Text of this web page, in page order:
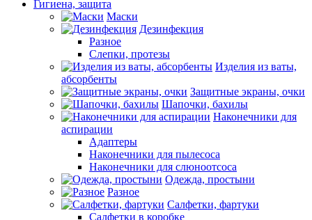
Гигиена, защита
Маски
Дезинфекция
Разное
Слепки, протезы
Изделия из ваты,
абсорбенты
Защитные экраны, очки
Шапочки, бахилы
Наконечники для
аспирации
Адаптеры
Наконечники для пылесоса
Наконечники для слюноотсоса
Одежда, простыни
Разное
Салфетки, фартуки
Салфетки в коробке